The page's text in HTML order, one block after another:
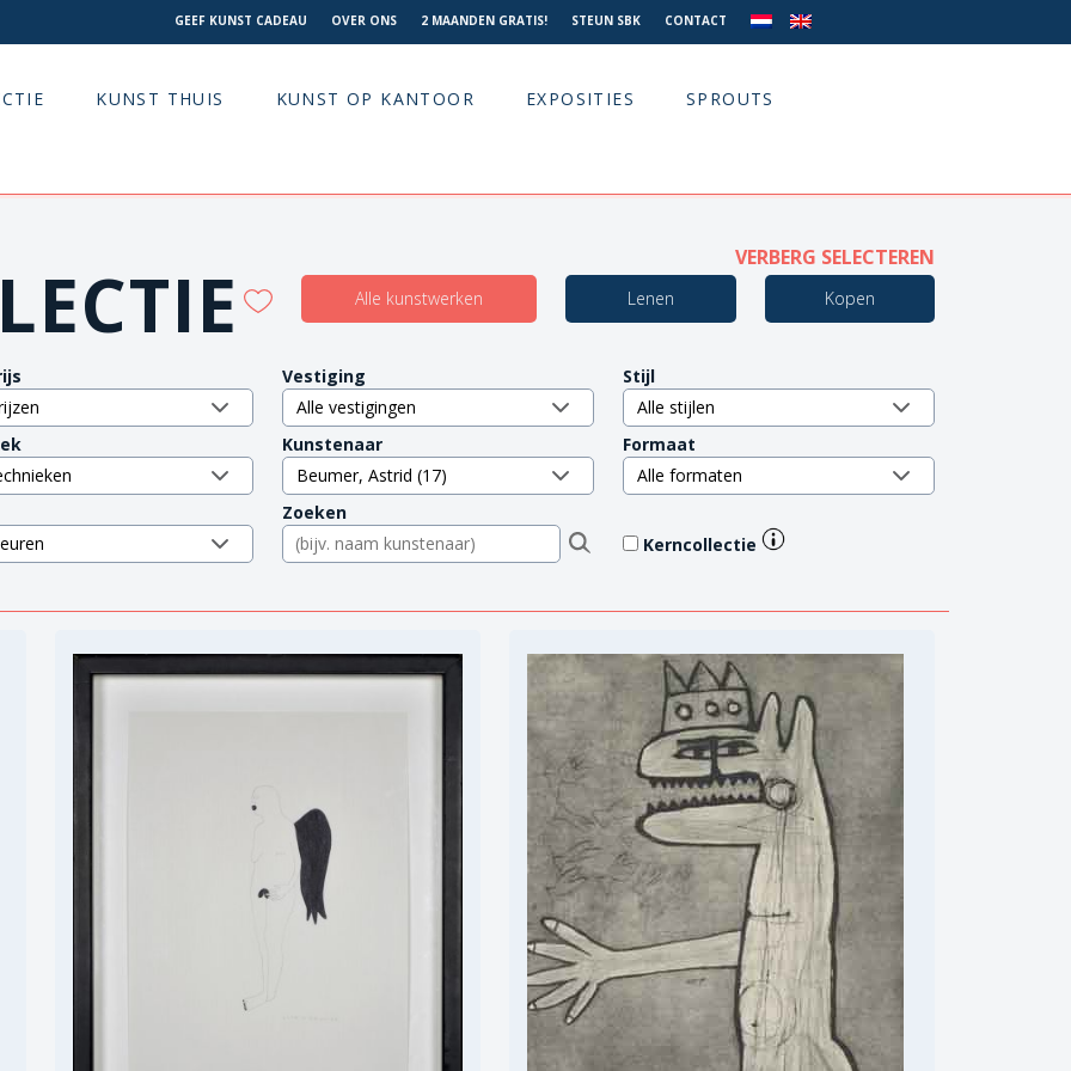
GEEF KUNST CADEAU OVER ONS 2 MAANDEN GRATIS! STEUN SBK CONTACT
KUNST THUIS KUNST OP KANTOOR EXPOSITIES SPROUTS
VERBERG SELECTEREN
Alle kunstwerken Lenen Kopen
Vestiging Stijl
Kunstenaar Formaat
Zoeken
Kerncollectie